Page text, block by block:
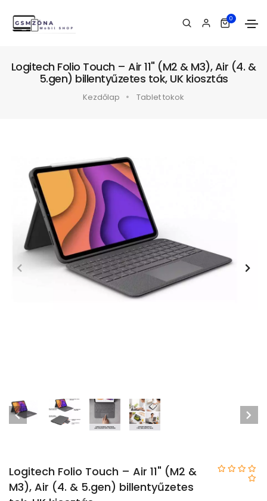
0
Logitech Folio Touch – Air 11" (M2 & M3), Air (4. &
5.gen) billentyűzetes tok, UK kiosztás
Kezdőlap Tablet tokok
Logitech Folio Touch – Air 11" (M2 &
M3), Air (4. & 5.gen) billentyűzetes